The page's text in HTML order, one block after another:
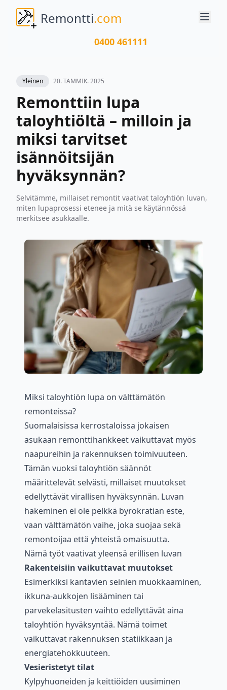
Remontti.com
0400 461111
Yleinen 20. TAMMIK. 2025
Remonttiin lupa
taloyhtiöltä – milloin ja
miksi tarvitset
isännöitsijän
hyväksynnän?
Selvitämme, millaiset remontit vaativat taloyhtiön luvan,
miten lupaprosessi etenee ja mitä se käytännössä
merkitsee asukkaalle.
Miksi taloyhtiön lupa on välttämätön
remonteissa?
Suomalaisissa kerrostaloissa jokaisen
asukaan remonttihankkeet vaikuttavat myös
naapureihin ja rakennuksen toimivuuteen.
Tämän vuoksi taloyhtiön säännöt
määrittelevät selvästi, millaiset muutokset
edellyttävät virallisen hyväksynnän. Luvan
hakeminen ei ole pelkkä byrokratian este,
vaan välttämätön vaihe, joka suojaa sekä
remontoijaa että yhteistä omaisuutta.
Nämä työt vaativat yleensä erillisen luvan
Rakenteisiin vaikuttavat muutokset
Esimerkiksi kantavien seinien muokkaaminen,
ikkuna-aukkojen lisääminen tai
parvekelasitusten vaihto edellyttävät aina
taloyhtiön hyväksyntää. Nämä toimet
vaikuttavat rakennuksen statiikkaan ja
energiatehokkuuteen.
Vesieristetyt tilat
Kylpyhuoneiden ja keittiöiden uusiminen